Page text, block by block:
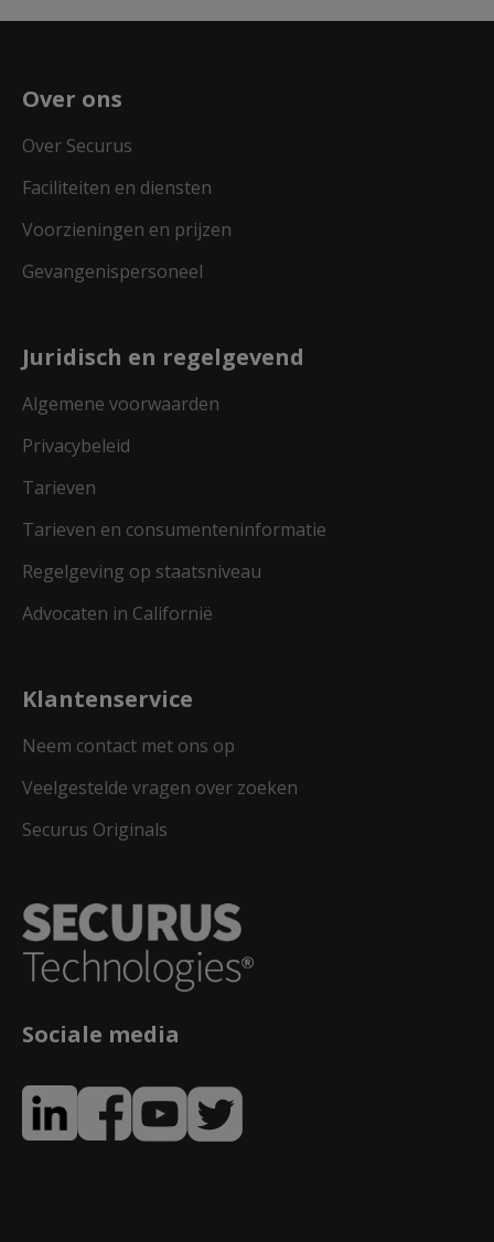
Over ons
Over Securus
Faciliteiten en diensten
Voorzieningen en prijzen
Gevangenispersoneel
Juridisch en regelgevend
Algemene voorwaarden
Privacybeleid
Tarieven
Tarieven en consumenteninformatie
Regelgeving op staatsniveau
Advocaten in Californië
Klantenservice
Neem contact met ons op
Veelgestelde vragen over zoeken
Securus Originals
Sociale media